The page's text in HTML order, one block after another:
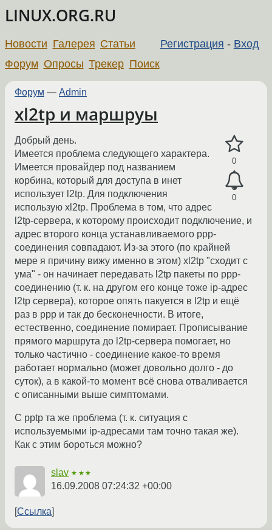
LINUX.ORG.RU
Регистрация - Вход
Новости Галерея Статьи
Форум Опросы Трекер Поиск
Форум — Admin
xl2tp и маршруы
0
0
Добрый день.
Имеется проблема следующего характера.
Имеется провайдер под названием
корбина, который для доступа в инет
использует l2tp. Для подключения
использую xl2tp. Проблема в том, что адрес
l2tp-сервера, к которому происходит подключение, и
адрес второго конца устанавливаемого ppp-
соединения совпадают. Из-за этого (по крайней
мере я причину вижу именно в этом) xl2tp "сходит с
ума" - он начинает передавать l2tp пакеты по ppp-
соединению (т. к. на другом его конце тоже ip-адрес
l2tp сервера), которое опять пакуется в l2tp и ещё
раз в ppp и так до бесконечности. В итоге,
естественно, соединение помирает. Прописывание
прямого маршрута до l2tp-сервера помогает, но
только частично - соединение какое-то время
работает нормально (может довольно долго - до
суток), а в какой-то момент всё снова отваливается
с описанными выше симптомами.
С pptp та же проблема (т. к. ситуация с
используемыми ip-адресами там точно такая же).
Как с этим бороться можно?
slav ★★★
16.09.2008 07:24:32 +00:00
Ссылка